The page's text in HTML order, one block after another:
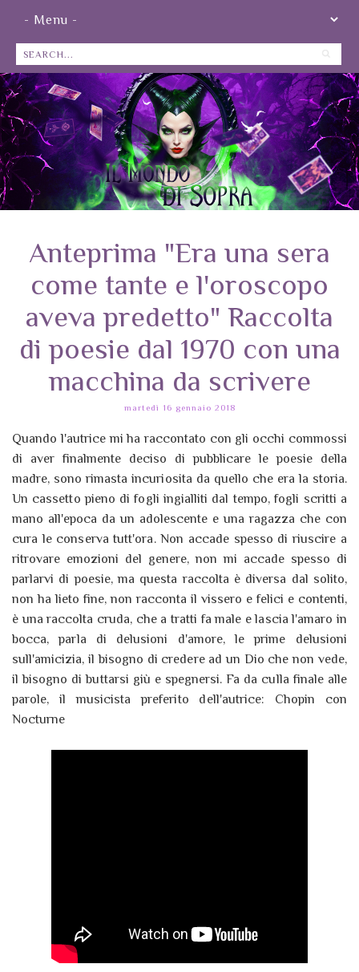
Anteprima "Era una sera
come tante e l'oroscopo
aveva predetto" Raccolta
di poesie dal 1970 con una
macchina da scrivere
martedì 16 gennaio 2018
Quando l'autrice mi ha raccontato con gli occhi commossi
di aver finalmente deciso di pubblicare le poesie della
madre, sono rimasta incuriosita da quello che era la storia.
Un cassetto pieno di fogli ingialliti dal tempo, fogli scritti a
mano all'epoca da un adolescente e una ragazza che con
cura le conserva tutt'ora. Non accade spesso di riuscire a
ritrovare emozioni del genere, non mi accade spesso di
parlarvi di poesie, ma questa raccolta è diversa dal solito,
non ha lieto fine, non racconta il vissero e felici e contenti,
è una raccolta cruda, che a tratti fa male e lascia l'amaro in
bocca, parla di delusioni d'amore, le prime delusioni
sull'amicizia, il bisogno di credere ad un Dio che non vede,
il bisogno di buttarsi giù e spegnersi. Fa da culla finale alle
parole, il musicista preferito dell'autrice: Chopin con
Nocturne